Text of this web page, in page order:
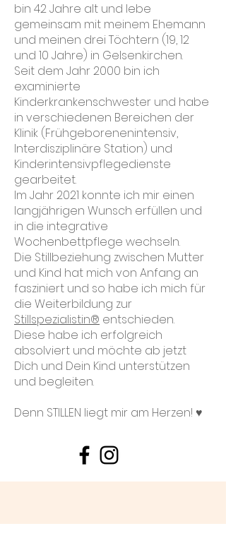
bin 42 Jahre alt und lebe
gemeinsam mit meinem Ehemann
und meinen drei Töchtern (19, 12
und 10 Jahre) in Gelsenkirchen.
Seit dem Jahr 2000 bin ich
examinierte
Kinderkrankenschwester und habe
in verschiedenen Bereichen der
Klinik (Frühgeborenenintensiv,
Interdisziplinäre Station) und
Kinderintensivpflegedienste
gearbeitet.
Im Jahr 2021 konnte ich mir einen
langjährigen Wunsch erfüllen und
in die integrative
Wochenbettpflege wechseln.
Die Stillbeziehung zwischen Mutter
und Kind hat mich von Anfang an
fasziniert und so habe ich mich für
die Weiterbildung zur
Stillspezialistin® entschieden.
Diese habe ich erfolgreich
absolviert und möchte ab jetzt
Dich und Dein Kind unterstützen
und begleiten.
Denn STILLEN liegt mir am Herzen! ♥